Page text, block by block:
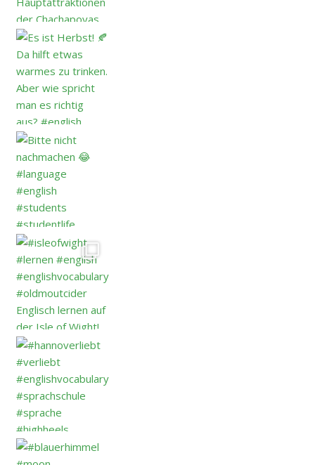
Da hilft etwas warmes zu trink
#language #english #s